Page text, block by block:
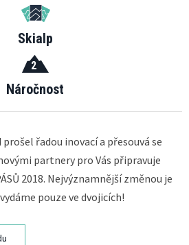
Skialp
2
Náročnost
řadou inovací a přesouvá se
partnery pro Vás připravuje
2018. Nejvýznamnější změnou je
pouze ve dvojicích!